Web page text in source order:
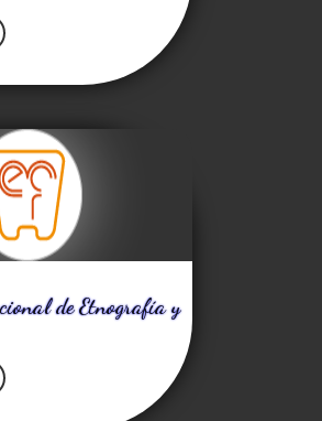
de Etnografía y